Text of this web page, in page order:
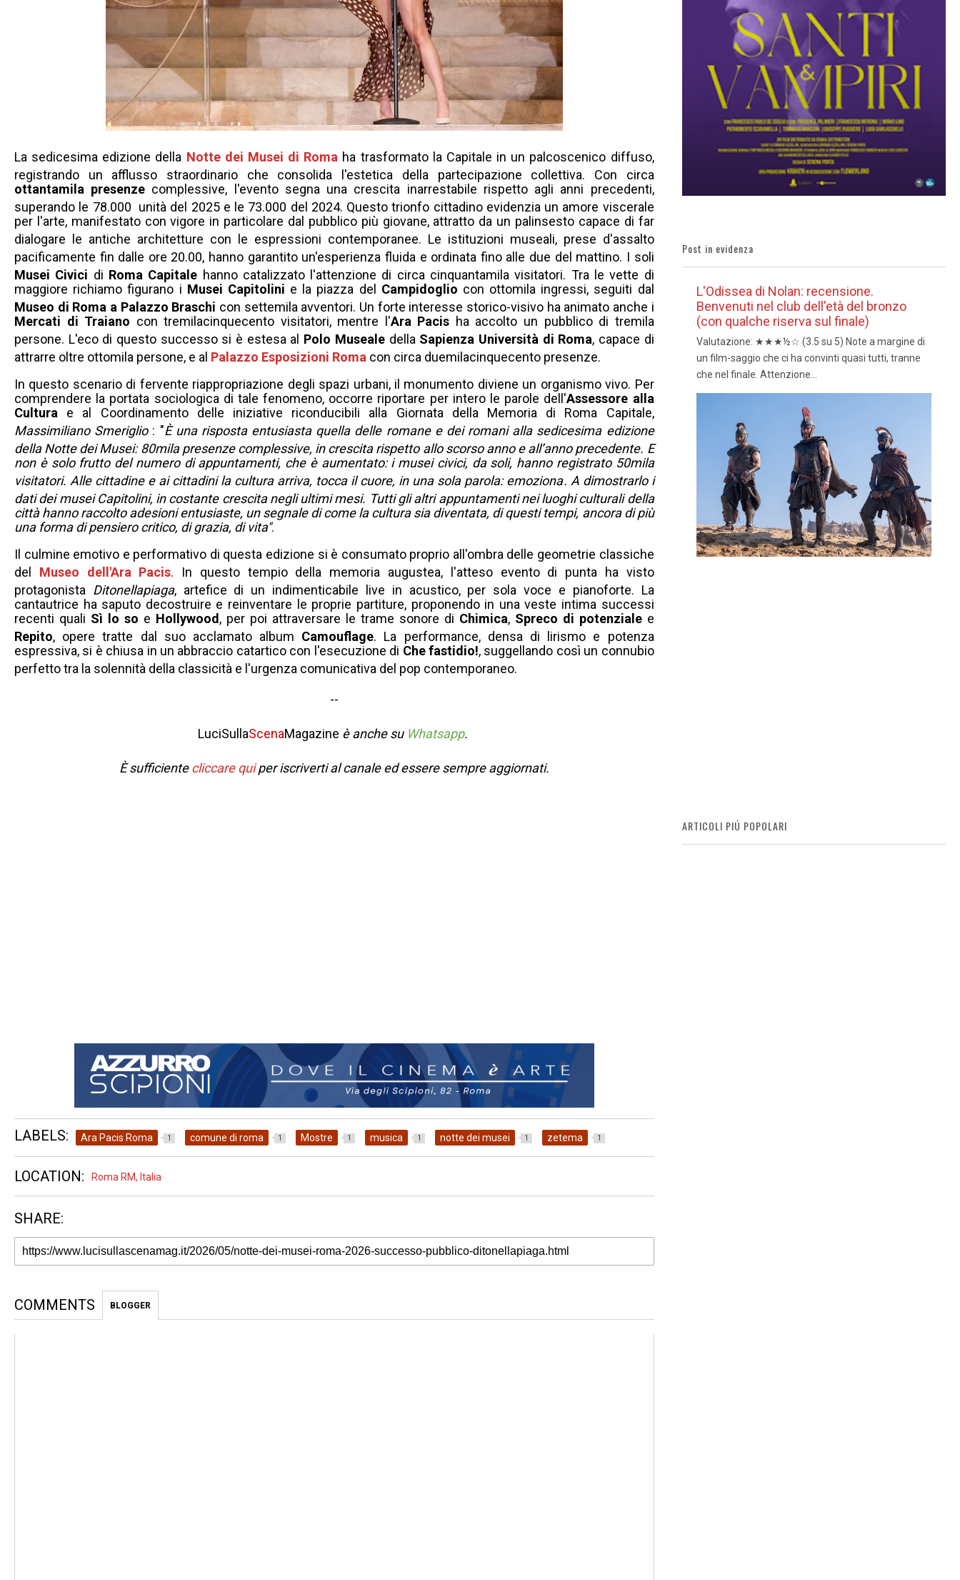
La sedicesima edizione della Notte dei Musei di Roma ha trasformato la Capitale in un palcoscenico diffuso,
registrando un afflusso straordinario che consolida l'estetica della partecipazione collettiva. Con circa
ottantamila presenze complessive, l'evento segna una crescita inarrestabile rispetto agli anni precedenti,
superando le 78.000 unità del 2025 e le 73.000 del 2024. Questo trionfo cittadino evidenzia un amore viscerale
per l'arte, manifestato con vigore in particolare dal pubblico più giovane, attratto da un palinsesto capace di far
dialogare le antiche architetture con le espressioni contemporanee. Le istituzioni museali, prese d'assalto
pacificamente fin dalle ore 20.00, hanno garantito un'esperienza fluida e ordinata fino alle due del mattino. I soli
Musei Civici di Roma Capitale hanno catalizzato l'attenzione di circa cinquantamila visitatori. Tra le vette di
maggiore richiamo figurano i Musei Capitolini e la piazza del Campidoglio con ottomila ingressi, seguiti dal
Museo di Roma a Palazzo Braschi con settemila avventori. Un forte interesse storico-visivo ha animato anche i
Mercati di Traiano con tremilacinquecento visitatori, mentre l'Ara Pacis ha accolto un pubblico di tremila
persone. L'eco di questo successo si è estesa al Polo Musealedella Sapienza Università di Roma, capace di
attrarre oltre ottomila persone, e al Palazzo Esposizioni Roma con circa duemilacinquecento presenze.
In questo scenario di fervente riappropriazione degli spazi urbani, il monumento diviene un organismo vivo. Per
comprendere la portata sociologica di tale fenomeno, occorre riportare per intero le parole dell'Assessore alla
Cultura e al Coordinamento delle iniziative riconducibili alla Giornata della Memoria di Roma Capitale,
Massimiliano Smeriglio : "È una risposta entusiasta quella delle romane e dei romani alla sedicesima edizione
della Notte dei Musei: 80mila presenze complessive, in crescita rispetto allo scorso anno e all’anno precedente. E
non è solo frutto del numero di appuntamenti, che è aumentato: i musei civici, da soli, hanno registrato 50mila
visitatori. Alle cittadine e ai cittadini la cultura arriva, tocca il cuore, in una sola parola: emoziona. A dimostrarlo i
dati dei musei Capitolini, in costante crescita negli ultimi mesi. Tutti gli altri appuntamenti nei luoghi culturali della
città hanno raccolto adesioni entusiaste, un segnale di come la cultura sia diventata, di questi tempi, ancora di più
una forma di pensiero critico, di grazia, di vita".
Il culmine emotivo e performativo di questa edizione si è consumato proprio all'ombra delle geometrie classiche
del Museo dell'Ara Pacis. In questo tempio della memoria augustea, l'atteso evento di punta ha visto
protagonista Ditonellapiaga, artefice di un indimenticabile live in acustico, per sola voce e pianoforte. La
cantautrice ha saputo decostruire e reinventare le proprie partiture, proponendo in una veste intima successi
recenti quali Sì lo so e Hollywood , per poi attraversare le trame sonore di Chimica, Spreco di potenzialee
Repito, opere tratte dal suo acclamato album Camouflage. La performance, densa di lirismo e potenza
espressiva, si è chiusa in un abbraccio catartico con l'esecuzione di Che fastidio!, suggellando così un connubio
perfetto tra la solennità della classicità e l'urgenza comunicativa del pop contemporaneo.
--
LuciSullaScenaMagazine è anche su Whatsapp.
È sufficientecliccare quiper iscriverti al canale ed essere sempre aggiornati.
LABELS: Ara Pacis Roma 1 comune di roma 1 Mostre 1 musica 1 notte dei musei 1 zetema 1
LOCATION: Roma RM, Italia
SHARE:
COMMENTS BLOGGER
Post in evidenza
L'Odissea di Nolan: recensione.
Benvenuti nel club dell'età del bronzo
(con qualche riserva sul finale)
Valutazione: ★★★½☆ (3.5 su 5) Note a margine di
un film-saggio che ci ha convinti quasi tutti, tranne
che nel finale. Attenzione...
ARTICOLI PIÚ POPOLARI